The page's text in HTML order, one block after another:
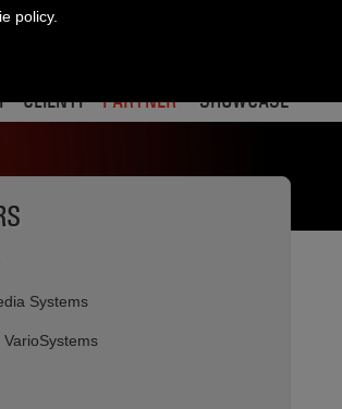
CLIENTI PARTNER SHOWCASE
Systems
policy.